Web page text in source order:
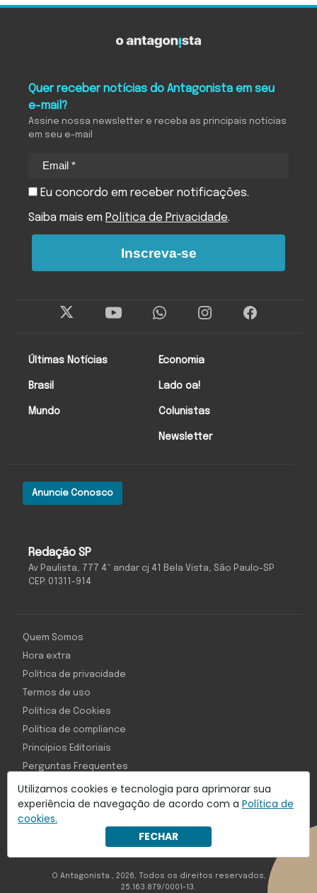
Utilizamos cookies e tecnologia para aprimorar sua
experiência de navegação de acordo com a Política de
cookies.
FECHAR
Redação SP
Av Paulista, 777 4º andar cj 41 Bela Vista, São Paulo-SP
CEP: 01311-914
Anuncie Conosco
Últimas Notícias
Brasil
Mundo
Economia
Lado oa!
Colunistas
Newsletter
Quer receber notícias do Antagonista em seu
e-mail?
Assine nossa newsletter e receba as principais notícias
em seu e-mail
Eu concordo em receber notificações.
Saiba mais em Política de Privacidade.
Inscreva-se
Com inteligência e tecnologia:
Object1ve - Marketing Solution
Quem Somos
Hora extra
Política de privacidade
Termos de uso
Política de Cookies
Política de compliance
Princípios Editoriais
Perguntas Frequentes
O Antagonista , 2026, Todos os direitos reservados,
25.163.879/0001-13.